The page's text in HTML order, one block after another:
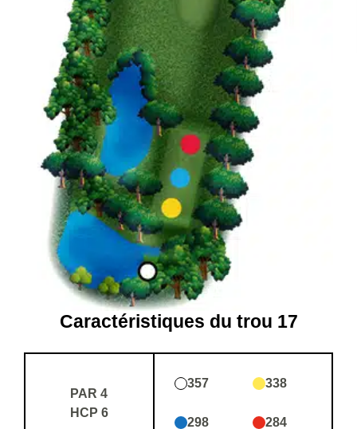
Caractéristiques du trou 17
PAR 4
HCP 6
357 338
298 284